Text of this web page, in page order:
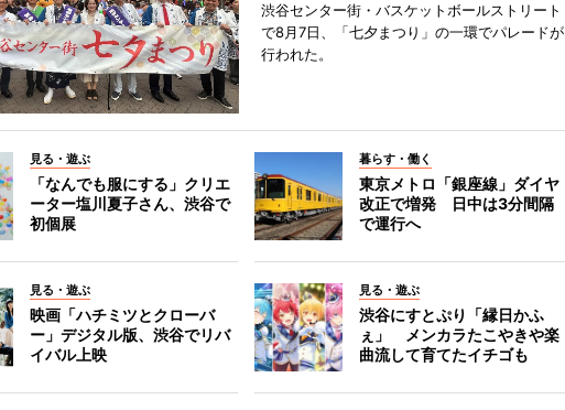
渋谷センター街・バスケットボールストリート
で8月7日、「七夕まつり」の一環でパレードが
行われた。
見る・遊ぶ
「なんでも服にする」クリエ
ーター塩川夏子さん、渋谷で
初個展
暮らす・働く
東京メトロ「銀座線」ダイヤ
改正で増発 日中は3分間隔
で運行へ
見る・遊ぶ
映画「ハチミツとクローバ
ー」デジタル版、渋谷でリバ
イバル上映
見る・遊ぶ
渋谷にすとぷり「縁日かふ
ぇ」 メンカラたこやきや楽
曲流して育てたイチゴも